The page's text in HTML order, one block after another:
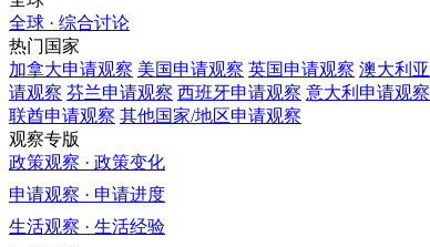
全球 · 综合讨论
热门国家
加拿大申请观察 美国申请观察 英国申请观察 澳大利亚
请观察 芬兰申请观察 西班牙申请观察 意大利 申请观察
联酋申请观察 其他国家/地区申请观察
观察专版
政策观察 · 政策变化
申请观察 · 申请进度
生活观察 · 生活经验